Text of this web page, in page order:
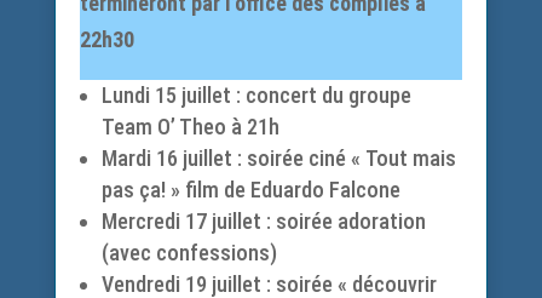
22h30
Lundi 15 juillet : concert du groupe
Team O’ Theo à 21h
Mardi 16 juillet : soirée ciné « Tout mais
pas ça! » film de Eduardo Falcone
Mercredi 17 juillet : soirée adoration
(avec confessions)
Vendredi 19 juillet : soirée « découvrir